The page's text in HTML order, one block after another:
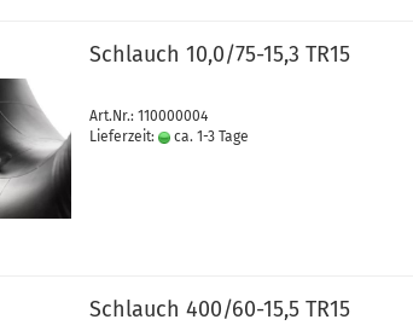
Schlauch 10,0/75-15,3 TR15
Art.Nr.: 110000004
Lieferzeit:
ca. 1-3 Tage
Schlauch 400/60-15,5 TR15